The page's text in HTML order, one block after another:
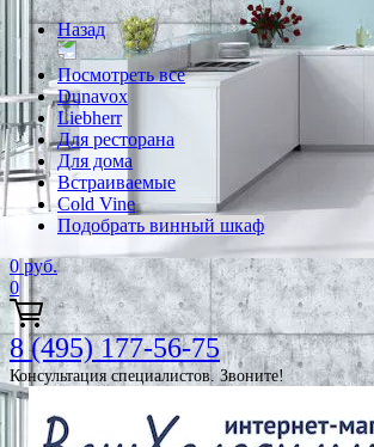
Назад
Посмотреть все
Dunavox
Liebherr
Для ресторана
Для дома
Встраиваемые
Cold Vine
Подобрать винный шкаф
0 руб.
0
8 (495) 177-56-75
Консультация специалистов. Звоните!